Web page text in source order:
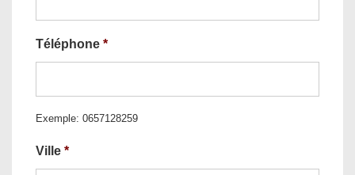
Téléphone *
Exemple: 0657128259
Ville *